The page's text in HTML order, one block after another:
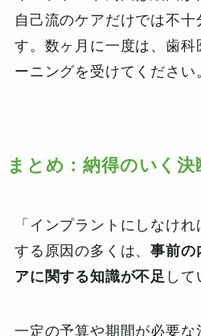
自己流のケアだけでは不十
す。数ヶ月に一度は、歯科
ーニングを受けてください
まとめ：納得のいく
「インプラントにしなけ
する原因の多くは、事前の
アに関する知識が不足 して
一定の予算や期間が必要な